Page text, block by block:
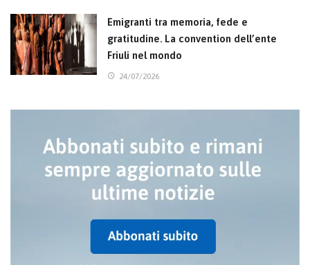
Emigranti tra memoria, fede e
gratitudine. La convention dell’ente
Friuli nel mondo
24/07/2026